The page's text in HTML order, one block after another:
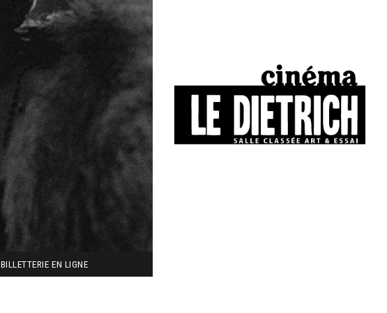
BILLETTERIE EN LIGNE